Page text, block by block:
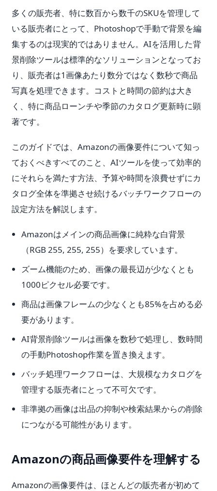
多くの販売者、特に数百から数千のSKUを管理して
いる販売者にとって、Photoshopで手動で背景を編
集するのは現実的ではありません。AIを活用した背
景削除ツールは標準的なソリューションとなってお
り、販売者は1画像あたり数分ではなく数秒で商品
写真を処理できます。コストと時間の節約は大き
く、特に商品ローンチや季節のカタログ更新時に顕
著です。
このガイドでは、Amazonの画像要件について知っ
ておくべきすべてのこと、AIツールを使って効率的
にそれらを満たす方法、予算や時間を浪費せずにカ
タログ全体を準拠させ続けるバッチワークフローの
設定方法を解説します。
Amazonはメインの商品画像に純粋な白背景
（RGB 255, 255, 255）を要求しています。
ズーム機能のため、画像の最長辺が少なくとも
1000ピクセル必要です。
商品は画像フレームの少なくとも85%を占める必
要があります。
AI背景削除ツールは画像を数秒で処理し、数時間
の手動Photoshop作業を置き換えます。
バッチ処理ワークフローは、大規模なカタログを
管理する販売者にとって不可欠です。
非準拠の画像は出品の抑制や検索結果からの削除
につながる可能性があります。
Amazonの商品画像要件を理解する
Amazonの画像要件は、ほとんどの販売者が初めて